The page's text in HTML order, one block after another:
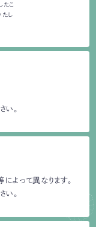
たこ
たし
い。
よって異なります。
い。